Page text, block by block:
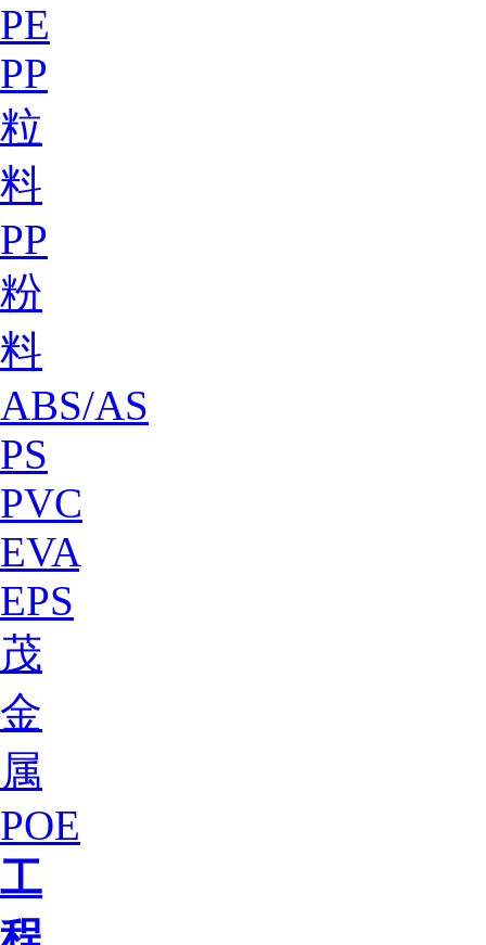
PE
PP
粒
料
PP
粉
料
ABS/AS
PS
PVC
EVA
EPS
茂
金
属
POE
工